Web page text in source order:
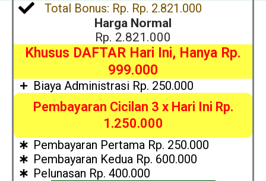
Total Bonus: Rp. Rp. 2.821.000
Harga Normal
Rp. 2.821.000
Khusus DAFTAR Hari Ini, Hanya Rp.
999.000
Biaya Administrasi Rp. 250.000
Pembayaran Cicilan 3 x Hari Ini Rp.
1.250.000
Pembayaran Pertama Rp. 250.000
Pembayaran Kedua Rp. 600.000
Pelunasan Rp. 400.000